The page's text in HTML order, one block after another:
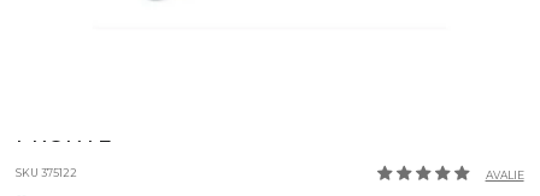
PRONYL
SKU 375122 AVALIE